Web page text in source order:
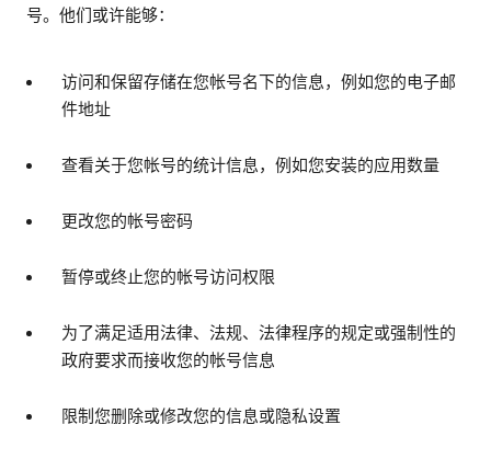
号。他们或许能够：
访问和保留存储在您帐号名下的信息，例如您的电子邮
件地址
查看关于您帐号的统计信息，例如您安装的应用数量
更改您的帐号密码
暂停或终止您的帐号访问权限
为了满足适用法律、法规、法律程序的规定或强制性的
政府要求而接收您的帐号信息
限制您删除或修改您的信息或隐私设置